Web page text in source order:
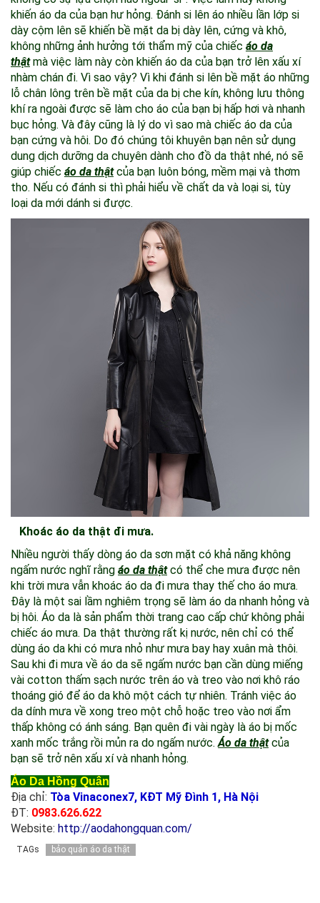
khiến áo da của bạn hư hỏng. Đánh si lên áo nhiều lần lớp si
dày cộm lên sẽ khiến bề mặt da bị dày lên, cứng và khô,
không những ảnh hưởng tới thẩm mỹ của chiếc áo da
thậtmà việc làm này còn khiến áo da của bạn trở lên xấu xí
nhàm chán đi. Vì sao vậy? Vì khi đánh si lên bề mặt áo những
lỗ chân lông trên bề mặt của da bị che kín, không lưu thông
khí ra ngoài được sẽ làm cho áo của bạn bị hấp hơi và nhanh
bục hỏng. Và đây cũng là lý do vì sao mà chiếc áo da của
bạn cứng và hôi. Do đó chúng tôi khuyên bạn nên sử dụng
dung dịch dưỡng da chuyên dành cho đồ da thật nhé, nó sẽ
giúp chiếc áo da thậtcủa bạn luôn bóng, mềm mại và thơm
tho. Nếu có đánh si thì phải hiểu về chất da và loại si, tùy
loại da mới dánh si được.
Khoác áo da thật đi mưa.
Nhiều người thấy dòng áo da sơn mặt có khả năng không
ngấm nước nghĩ rằng áo da thậtcó thể che mưa được nên
khi trời mưa vẫn khoác áo da đi mưa thay thế cho áo mưa.
Đây là một sai lầm nghiêm trọng sẽ làm áo da nhanh hỏng và
bị hôi. Áo da là sản phẩm thời trang cao cấp chứ không phải
chiếc áo mưa. Da thật thường rất kị nước, nên chỉ có thể
dùng áo da khi có mưa nhỏ như mưa bay hay xuân mà thôi.
Sau khi đi mưa về áo da sẽ ngấm nước bạn cần dùng miếng
vài cotton thấm sạch nước trên áo và treo vào nơi khô ráo
thoáng gió để áo da khô một cách tự nhiên. Tránh việc áo
da dính mưa về xong treo một chỗ hoặc treo vào nơi ẩm
thấp không có ánh sáng. Bạn quên đi vài ngày là áo bị mốc
xanh mốc trắng rồi mủn ra do ngấm nước.Áo da thậtcủa
bạn sẽ trở nên xấu xí và nhanh hỏng.
Áo Da Hồng Quân
Địa chỉ: Tòa Vinaconex7, KĐT Mỹ Đình 1, Hà Nội
ĐT: 0983.626.622
Website: http://aodahongquan.com/
TAGs bảo quản áo da thật